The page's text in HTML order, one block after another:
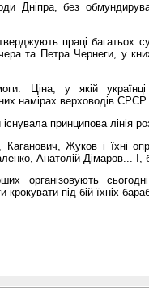
Дніпра, без
праці багатьох
та Петра Чернеги, у
Ціна, у якій
намірах верховодів СРСР.
принципова лінія
Жуков і їхні
Анатолій Дімаров... І,
організовують
під бій їхніх